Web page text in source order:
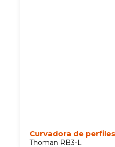
Curvadora de perfiles
Thoman RB3-L